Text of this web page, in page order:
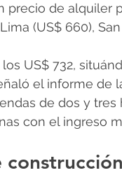
precio de alquiler
(US$ 660),
US$ 732,
el informe de
de dos y tres
con el ingreso